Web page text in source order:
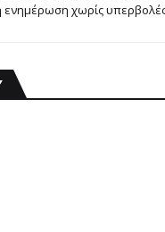
ενημέρωση χωρίς